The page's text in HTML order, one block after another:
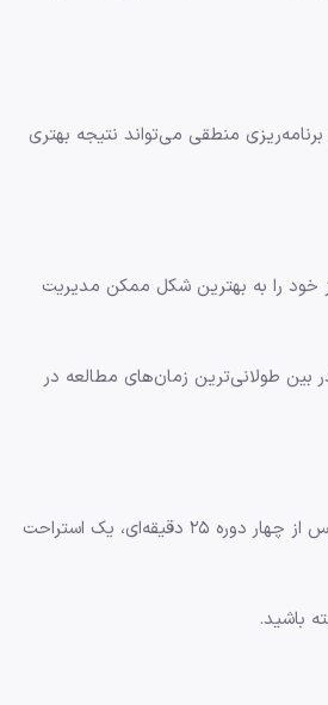
منطقی می‌تواند نتیجه بهتری
خود را به بهترین شکل ممکن مدیریت
بین طولانی‌ترین زمان‌های مطالعه در
یکی از تکنیک‌های شناخته‌شده برای مدیریت زمان، تکنیک پومودورو است. این تکنیک شامل تقسیم زمان مطالعه به واحدهای ۲۵ دقیقه‌ای به همراه ۵ دقیقه استراحت است. پس از چهار دوره ۲۵ دقیقه‌ای، یک استراحت
باشید.